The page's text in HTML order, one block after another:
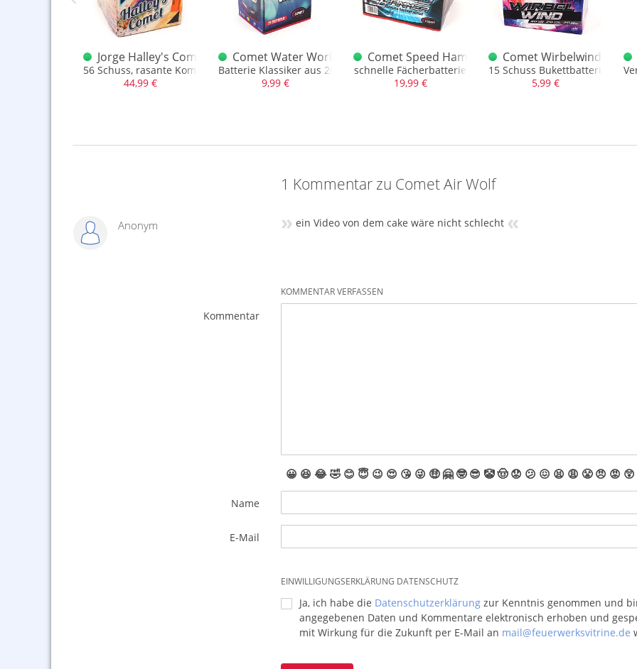
Kanonenschlag AJorge Halley's Comet JW4092
56 Schuss, rasante Kometenbatterie
44,99 €
Comet Water World
Batterie Klassiker aus 2006
9,99 €
Comet Speed Hammer XL Fächerbatterie
schnelle Fächerbatterie
19,99 €
Comet Wirbelwind 15
15 Schuss Bukettbatterie mit
5,99 €
1 Kommentar zu Comet Air Wolf
Anonym » ein Video von dem cake wäre nicht schlecht «
KOMMENTAR VERFASSEN
Kommentar
😀 😆 😂🤣 😊 😇 😉 😍 😘 😜 🤑 🤗 🤓 😎 🤡🤠 😟 😕 😖 😫 😩 😤 😠 😡 😲
Name
E-Mail
EINWILLIGUNGSERKLÄRUNG DATENSCHUTZ
Ja, ich habe die Datenschutzerklärungzur Kenntnis genommen und
angegebenen Daten und Kommentare elektronisch erhoben und
mit Wirkung für die Zukunft per E-Mail an mail@feuerwerksvitrine.de